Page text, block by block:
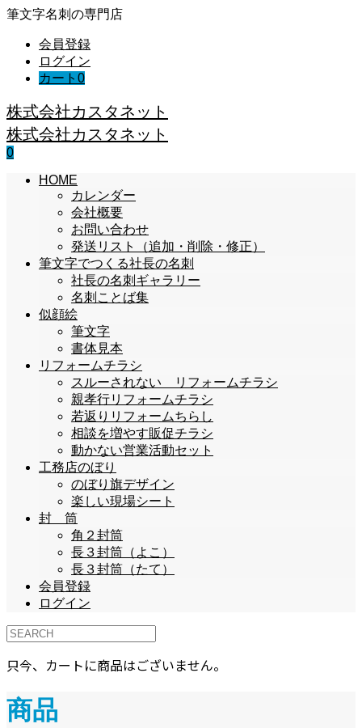
筆文字名刺の専門店
会員登録
ログイン
カート 0
株式会社カスタネット
株式会社カスタネット
0
HOME
カレンダー
会社概要
お問い合わせ
発送リスト（追加・削除・修正）
筆文字でつくる社長の名刺
社長の名刺ギャラリー
名刺ことば集
似顔絵
筆文字
書体見本
リフォームチラシ
スルーされない リフォームチラシ
親孝行リフォームチラシ
若返りリフォームちらし
相談を増やす販促チラシ
動かない営業活動セット
工務店のぼり
のぼり旗デザイン
楽しい現場シート
封 筒
角２封筒
長３封筒（よこ）
長３封筒（たて）
会員登録
ログイン
只今、カートに商品はございません。
商品